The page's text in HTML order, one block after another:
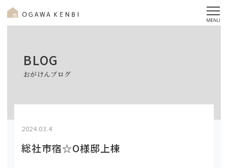
BLOG
おがけんブログ
2024.03.4
総社市宿☆O様邸上棟